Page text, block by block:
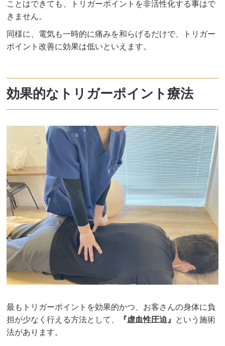
ことはできても、トリガーポイントを非活性化する事はで
きません。
同様に、電気も一時的に痛みを和らげるだけで、トリガー
ポイント改善に効果は低いといえます。
効果的なトリガーポイント療法
最もトリガーポイントを効果的かつ、お客さんの身体に負
担が少なく行える方法として、
『虚血性圧迫』 という施術
法があります。